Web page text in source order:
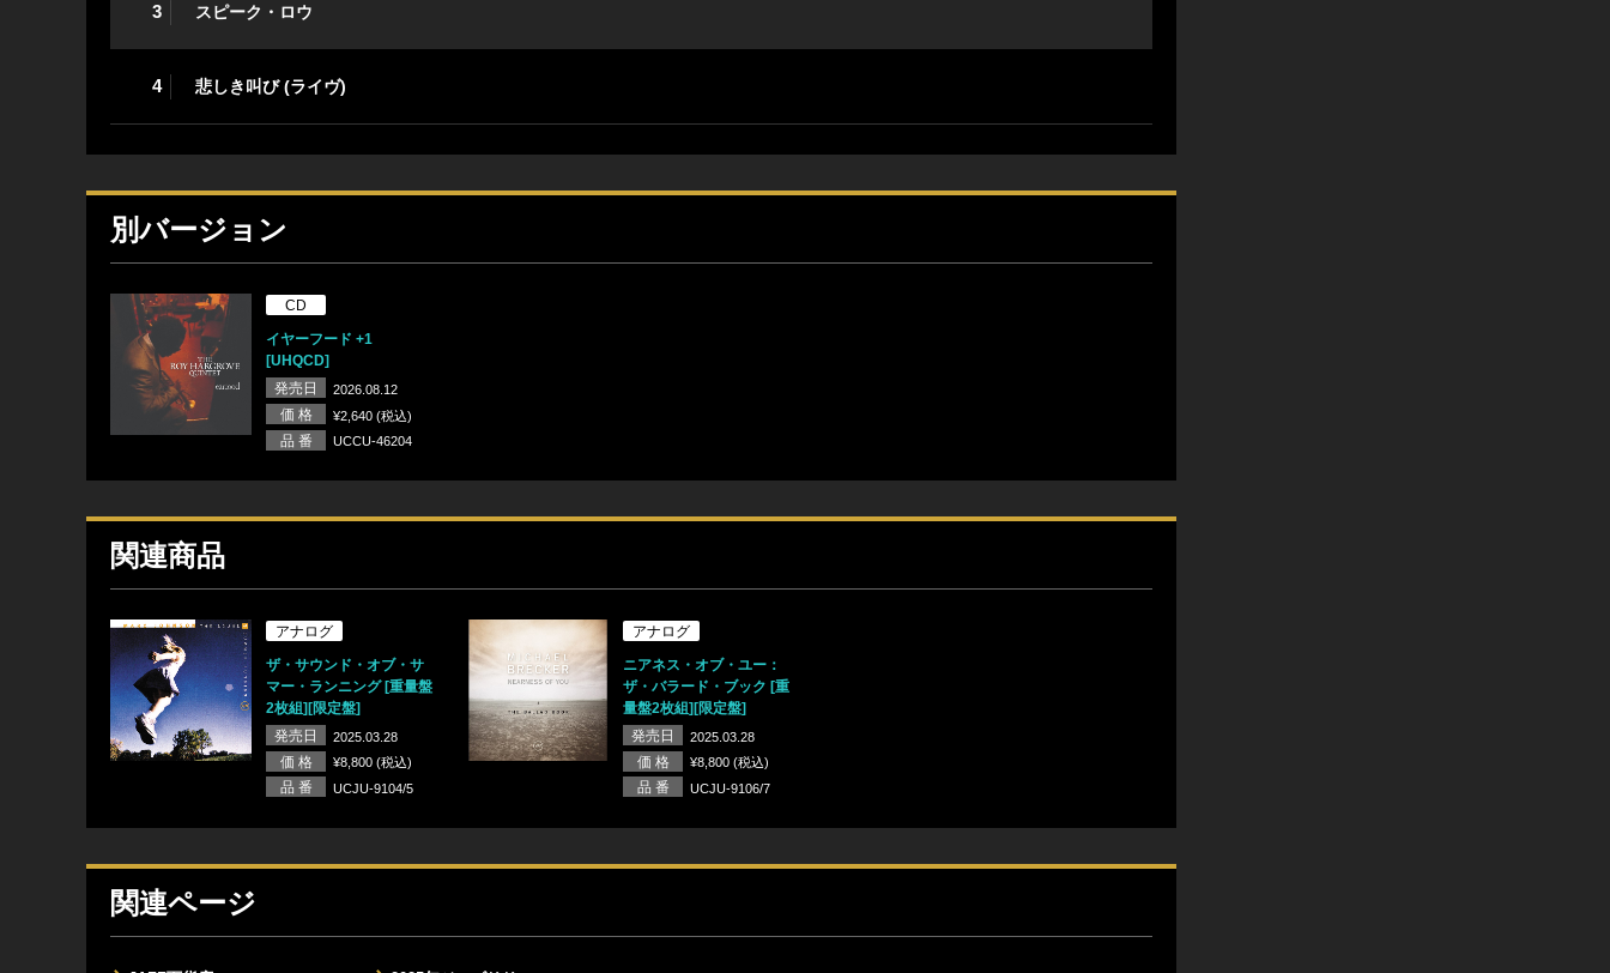
3 スピーク・ロウ
4 悲しき叫び (ライヴ)
別バージョン
CD
イヤーフード +1
[UHQCD]
発売日
2026.08.12
価 格 ¥2,640 (税込)
品 番 UCCU-46204
関連商品
アナログ
ザ・サウンド・オブ・サ
マー・ランニング [重量盤
2枚組][限定盤]
発売日
2025.03.28
価 格 ¥8,800 (税込)
品 番 UCJU-9104/5
アナログ
ニアネス・オブ・ユー：
ザ・バラード・ブック [重
量盤2枚組][限定盤]
発売日
2025.03.28
価 格 ¥8,800 (税込)
品 番 UCJU-9106/7
関連ページ